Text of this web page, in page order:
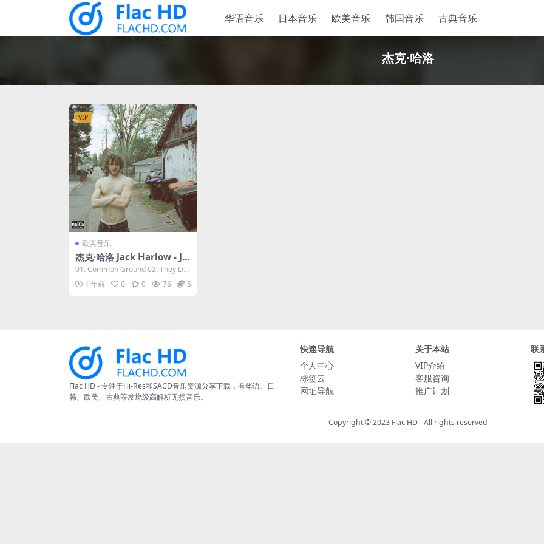
华语音乐 日本音乐 欧美音乐 韩国音乐 古典音乐
杰克·哈洛
VIP
欧美音乐
杰克·哈洛 Jack Harlow - Ja
ckman. 2023 [24bit/44.1k
Hz] [Hi-Res Flac 264MB]
01. Common Ground 02. They Do
n't Love It...
1 年前 0 0 76 5
Flac HD - 专注于Hi-Res和SACD音乐资源分享下载，有华语、日
韩、欧美、古典等发烧级高解析无损音乐。
快速导航
个人中心
标签云
网址导航
关于本站
VIP介绍
客服咨询
推广计划
联
Copyright © 2023 Flac HD- All rights reserved